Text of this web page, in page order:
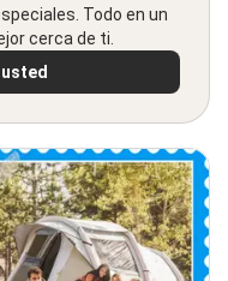
Todo en un
cerca de ti.